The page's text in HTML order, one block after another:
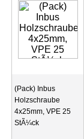
(Pack) Inbus
Holzschraube
4x25mm, VPE 25
StÃ¼ck